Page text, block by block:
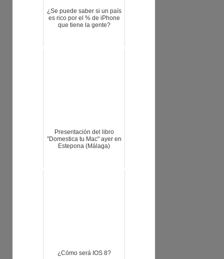
¿Se puede saber si un país
es rico por el % de iPhone
que tiene la gente?
Presentación del libro
"Domestica tu Mac" ayer en
Estepona (Málaga)
¿Cómo será IOS 8?